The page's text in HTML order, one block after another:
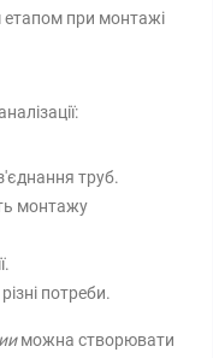
етапом при монтажі
труб.
монтажу
потреби.
можна створювати